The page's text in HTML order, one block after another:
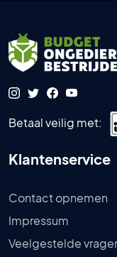
Betaal veilig met:
Klantenservice
Contact opnemen
Impressum
Veelgestelde